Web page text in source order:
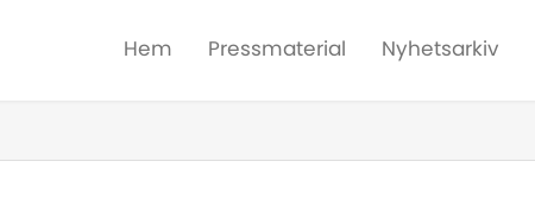
Hem Pressmaterial Nyhetsarkiv